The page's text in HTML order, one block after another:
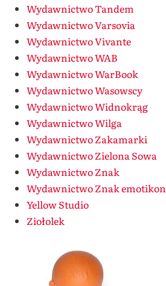
Wydawnictwo Tandem
Wydawnictwo Varsovia
Wydawnictwo Vivante
Wydawnictwo WAB
Wydawnictwo WarBook
Wydawnictwo Wasowscy
Wydawnictwo Widnokrąg
Wydawnictwo Wilga
Wydawnictwo Zakamarki
Wydawnictwo Zielona Sowa
Wydawnictwo Znak
Wydawnictwo Znak emotikon
Yellow Studio
Ziołolek